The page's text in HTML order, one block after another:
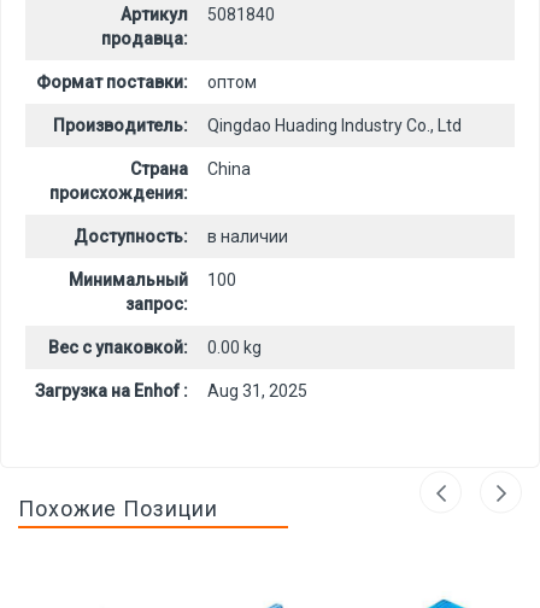
Артикул
продавца:
5081840
Формат поставки: оптом
Производитель: Qingdao Huading Industry Co., Ltd
Страна
происхождения:
China
Доступность: в наличии
Минимальный
запрос:
100
Вес с упаковкой: 0.00 kg
Загрузка на Enhof : Aug 31, 2025
Похожие Позиции